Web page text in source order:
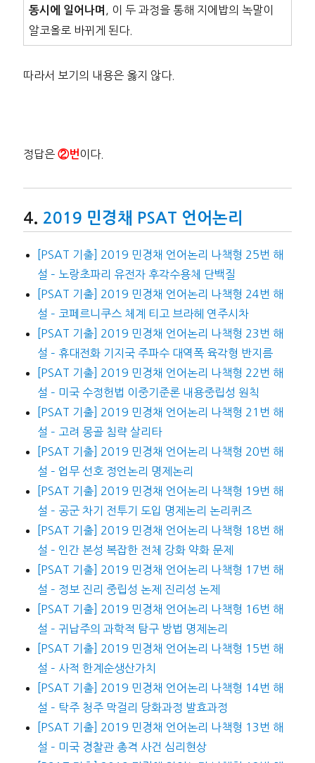
동시에 일어나며
, 이 두 과정을 통해 지에밥의 녹말이
알코올로 바뀌게 된다.
따라서 보기의 내용은 옳지 않다.
정답은②번 이다.
2019 민경채 PSAT 언어논리
[PSAT 기출] 2019 민경채 언어논리 나책형 25번 해
설 – 노랑초파리 유전자 후각수용체 단백질
[PSAT 기출] 2019 민경채 언어논리 나책형 24번 해
설 – 코페르니쿠스 체계 티고 브라헤 연주시차
[PSAT 기출] 2019 민경채 언어논리 나책형 23번 해
설 – 휴대전화 기지국 주파수 대역폭 육각형 반지름
[PSAT 기출] 2019 민경채 언어논리 나책형 22번 해
설 – 미국 수정헌법 이중기준론 내용중립성 원칙
[PSAT 기출] 2019 민경채 언어논리 나책형 21번 해
설 – 고려 몽골 침략 살리타
[PSAT 기출] 2019 민경채 언어논리 나책형 20번 해
설 – 업무 선호 정언논리 명제논리
[PSAT 기출] 2019 민경채 언어논리 나책형 19번 해
설 – 공군 차기 전투기 도입 명제논리 논리퀴즈
[PSAT 기출] 2019 민경채 언어논리 나책형 18번 해
설 – 인간 본성 복잡한 전체 강화 약화 문제
[PSAT 기출] 2019 민경채 언어논리 나책형 17번 해
설 – 정보 진리 중립성 논제 진리성 논제
[PSAT 기출] 2019 민경채 언어논리 나책형 16번 해
설 – 귀납주의 과학적 탐구 방법 명제논리
[PSAT 기출] 2019 민경채 언어논리 나책형 15번 해
설 – 사적 한계순생산가치
[PSAT 기출] 2019 민경채 언어논리 나책형 14번 해
설 – 탁주 청주 막걸리 당화과정 발효과정
[PSAT 기출] 2019 민경채 언어논리 나책형 13번 해
설 – 미국 경찰관 총격 사건 심리현상